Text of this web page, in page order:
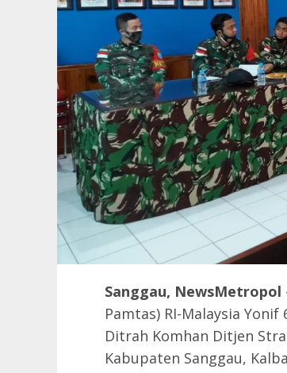
Sanggau, NewsMetropol
Pamtas) RI-Malaysia
Ditrah Komhan Ditjen
Kabupaten Sanggau,